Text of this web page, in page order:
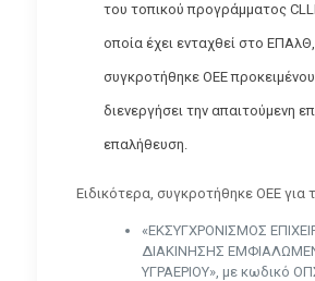
του τοπικού προγράμματος
οποία έχει ενταχθεί στο ΕΠΑλΘ,
συγκροτήθηκε ΟΕΕ
διενεργήσει την απαιτούμενη
επαλήθευση.
Ειδικότερα, συγκροτήθηκε ΟΕΕ για
«ΕΚΣΥΓΧΡΟΝΙΣΜΟΣ
ΔΙΑΚΙΝΗΣΗΣ
ΥΓΡΑΕΡΙΟΥ», με κωδικό